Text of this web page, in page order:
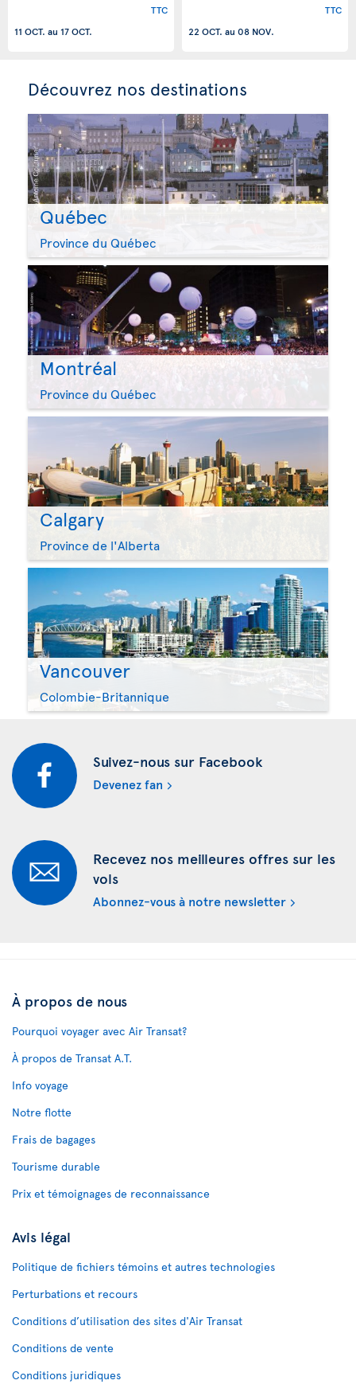
TTC
11 OCT. au 17 OCT.
TTC
22 OCT. au 08 NOV.
Découvrez nos destinations
Québec
Province du Québec
Montréal
Province du Québec
Calgary
Province de l'Alberta
Vancouver
Colombie-Britannique
Suivez-nous sur Facebook
Devenez fan
Recevez nos meilleures offres sur les
vols
Abonnez-vous à notre newsletter
À propos de nous
Pourquoi voyager avec Air Transat?
À propos de Transat A.T.
Info voyage
Notre flotte
Frais de bagages
Tourisme durable
Prix et témoignages de reconnaissance
Avis légal
Politique de fichiers témoins et autres technologies
Perturbations et recours
Conditions d’utilisation des sites d'Air Transat
Conditions de vente
Conditions juridiques